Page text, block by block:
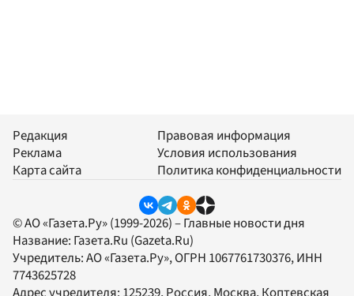
Редакция
Реклама
Карта сайта
Правовая информация
Условия использования
Политика конфиденциальности
© АО «Газета.Ру» (1999-2026) – Главные новости дня
Название: Газета.Ru (Gazeta.Ru)
Учредитель:АО «Газета.Ру», ОГРН 1067761730376, ИНН
7743625728